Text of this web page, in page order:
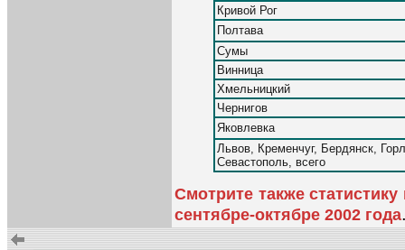
Кривой Рог
Полтава
Сумы
Винница
Хмельницкий
Чернигов
Яковлевка
Львов, Кременчуг, Бердянск,
Севастополь, всего
Смотрите также
сентябре-октябре 2002 года